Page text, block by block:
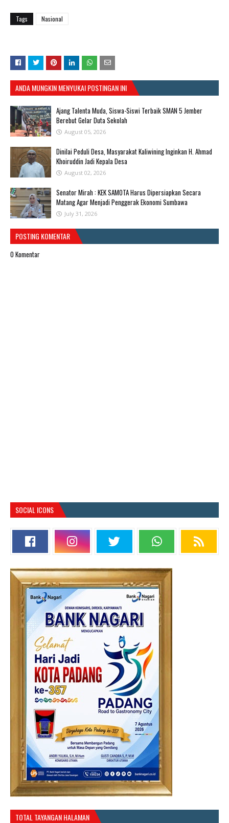
Tags Nasional
ANDA MUNGKIN MENYUKAI POSTINGAN INI
Ajang Talenta Muda, Siswa-Siswi Terbaik SMAN 5 Jember
Berebut Gelar Duta Sekolah
August 05, 2026
Dinilai Peduli Desa, Masyarakat Kaliwining Inginkan H. Ahmad
Khoiruddin Jadi Kepala Desa
August 02, 2026
Senator Mirah : KEK SAMOTA Harus Dipersiapkan Secara
Matang Agar Menjadi Penggerak Ekonomi Sumbawa
July 31, 2026
POSTING KOMENTAR
0 Komentar
SOCIAL ICONS
TOTAL TAYANGAN HALAMAN